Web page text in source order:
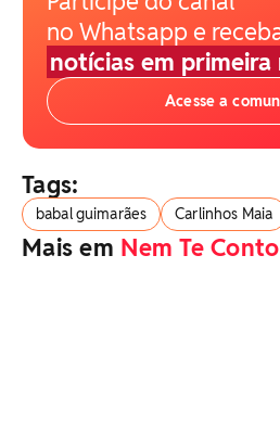
no Whatsapp e
notícias em primeira
Acesse a
Tags:
babal guimarães Carlinhos Maia
Mais em Nem Te Conto